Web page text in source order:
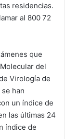
residencias.
al 800 72
que
del
Virología de
han
un índice de
las últimas 24
índice de